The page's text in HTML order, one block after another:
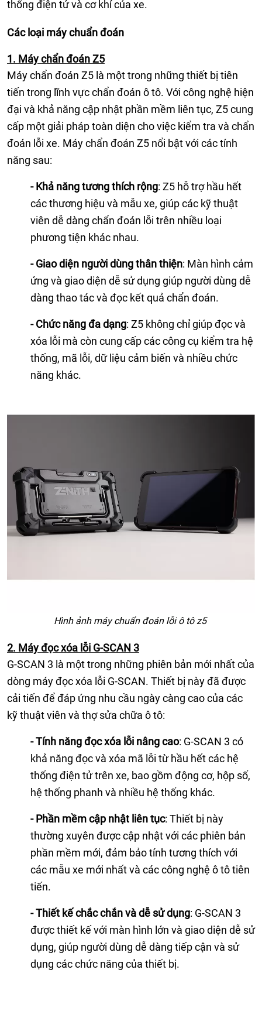
thống điện tử và cơ khí của xe.
Các loại máy chuẩn đoán
1. Máy chẩn đoán Z5
Máy chẩn đoán Z5 là một trong những thiết bị tiên
tiến trong lĩnh vực chẩn đoán ô tô. Với công nghệ hiện
đại và khả năng cập nhật phần mềm liên tục, Z5 cung
cấp một giải pháp toàn diện cho việc kiểm tra và chẩn
đoán lỗi xe. Máy chẩn đoán Z5 nổi bật với các tính
năng sau:
- Khả năng tương thích rộng: Z5 hỗ trợ hầu hết
các thương hiệu và mẫu xe, giúp các kỹ thuật
viên dễ dàng chẩn đoán lỗi trên nhiều loại
phương tiện khác nhau.
- Giao diện người dùng thân thiện: Màn hình cảm
ứng và giao diện dễ sử dụng giúp người dùng dễ
dàng thao tác và đọc kết quả chẩn đoán.
- Chức năng đa dạng: Z5 không chỉ giúp đọc và
xóa lỗi mà còn cung cấp các công cụ kiểm tra hệ
thống, mã lỗi, dữ liệu cảm biến và nhiều chức
năng khác.
Hình ảnh máy chuẩn đoán lỗi ô tô z5
2. Máy đọc xóa lỗi G-SCAN 3
G-SCAN 3 là một trong những phiên bản mới nhất của
dòng máy đọc xóa lỗi G-SCAN. Thiết bị này đã được
cải tiến để đáp ứng nhu cầu ngày càng cao của các
kỹ thuật viên và thợ sửa chữa ô tô:
- Tính năng đọc xóa lỗi nâng cao: G-SCAN 3 có
khả năng đọc và xóa mã lỗi từ hầu hết các hệ
thống điện tử trên xe, bao gồm động cơ, hộp số,
hệ thống phanh và nhiều hệ thống khác.
- Phần mềm cập nhật liên tục: Thiết bị này
thường xuyên được cập nhật với các phiên bản
phần mềm mới, đảm bảo tính tương thích với
các mẫu xe mới nhất và các công nghệ ô tô tiên
tiến.
- Thiết kế chắc chắn và dễ sử dụng: G-SCAN 3
được thiết kế với màn hình lớn và giao diện dễ sử
dụng, giúp người dùng dễ dàng tiếp cận và sử
dụng các chức năng của thiết bị.